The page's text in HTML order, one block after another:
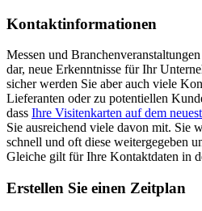
Kontaktinformationen
Messen und
dar, neue Erkenntnisse für Ihr
sicher werden Sie aber auch viele
Lieferanten oder zu potentiellen
dass Ihre Visitenkarten auf dem
Sie ausreichend viele davon mit. Sie
schnell und oft diese weitergegeben
Gleiche gilt für Ihre Kontaktdaten in
Erstellen Sie einen Zeitplan